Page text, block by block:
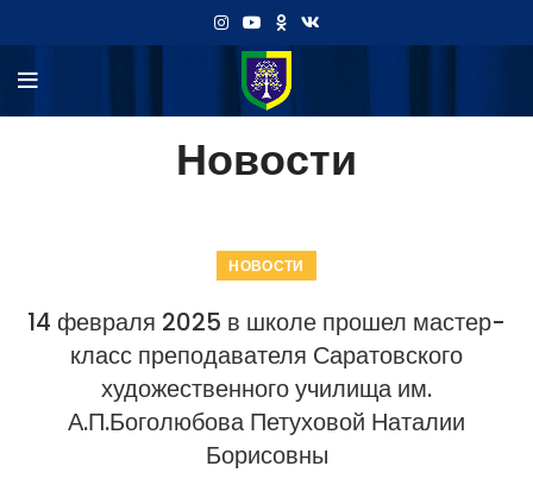
Новости
НОВОСТИ
14 февраля 2025 в школе прошел мастер-
класс преподавателя Саратовского
художественного училища им.
А.П.Боголюбова Петуховой Наталии
Борисовны